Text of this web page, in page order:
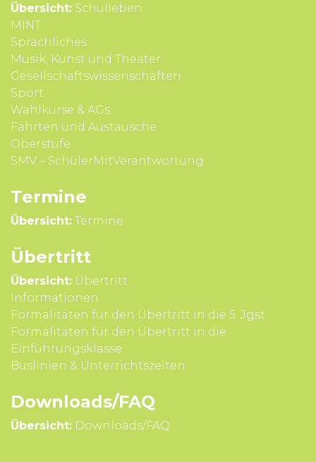
Übersicht: Schulleben
MINT
Sprach­liches
Musik, Kunst und Theater
Gesell­schafts­wissen­schaften
Sport
Wahl­kurse & AGs
Fahrten und Aus­tausche
Ober­stufe
SMV – SchülerMitVerantwortung
Termine
Übersicht: Termine
Übertritt
Übersicht: Übertritt
Infor­mationen
Formali­täten für den Über­tritt in die 5. Jgst.
Formali­täten für den Über­tritt in die
Einführungsklasse
Buslinien & Unterrichts­zeiten
Downloads/FAQ
Übersicht: Downloads/FAQ